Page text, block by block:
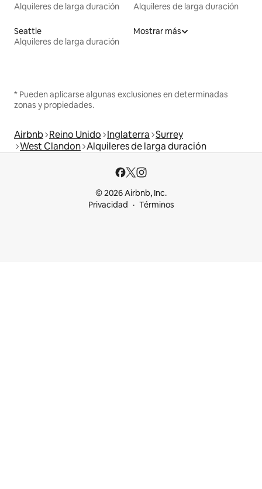
Alquileres de larga duración
Alquileres de larga duración
Seattle
Alquileres de larga duración
Mostrar más
* Pueden aplicarse algunas exclusiones en determinadas
zonas y propiedades.
Airbnb Reino Unido Inglaterra Surrey
West Clandon Alquileres de larga duración
© 2026 Airbnb, Inc.
Privacidad
Términos